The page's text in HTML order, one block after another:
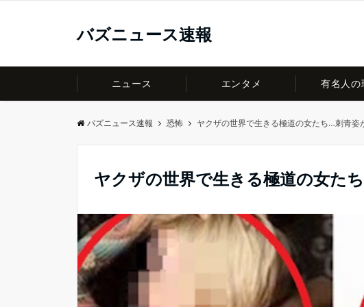
バズニュース速報
ニュース エンタメ 有名人の
バズニュース速報 恐怖 ヤクザの世界で生きる極道の女たち…刺青姿
ヤクザの世界で生きる極道の女た